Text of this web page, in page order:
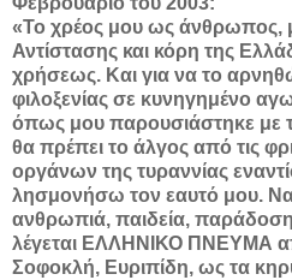
«Το χρέος μου ως άνθρωπος,
Αντίστασης και κόρη της
χρήσεως. Και για να το
φιλοξενίας σε κυνηγημένο
όπως μου παρουσιάστηκε με
θα πρέπει το άλγος από τις
οργάνων της τυραννίας
λησμονήσω τον εαυτό μου.
ανθρωπιά, παιδεία, παράδοση,
λέγεται ΕΛΛΗΝΙΚΟ ΠΝΕΥΜΑ
Σοφοκλή, Ευριπίδη, ως τα